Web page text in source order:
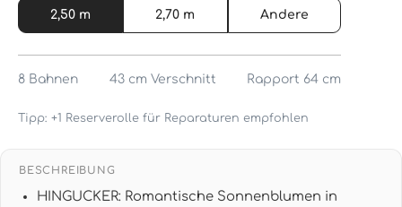
2,50 m 2,70 m Andere
8 Bahnen 43 cm Verschnitt Rapport 64 cm
Tipp: +1 Reserverolle für Reparaturen empfohlen
BESCHREIBUNG
HINGUCKER: Romantische Sonnenblumen in